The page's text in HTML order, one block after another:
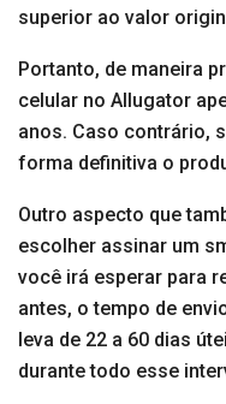
superior ao valor
Portanto, de maneira
celular no Allugator
anos. Caso contrário,
forma definitiva o
Outro aspecto que
escolher assinar um
você irá esperar para
antes, o tempo de
leva de 22 a 60 dias
durante todo esse